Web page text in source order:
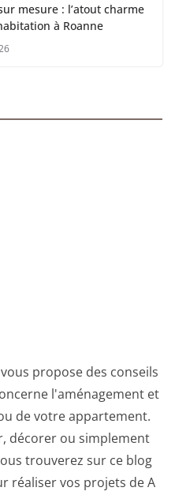
mesure : l’atout charme
à Roanne
propose des conseils
l'aménagement et
de votre appartement.
décorer ou simplement
trouverez sur ce blog
réaliser vos projets de A